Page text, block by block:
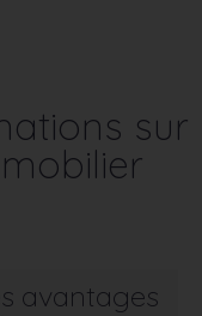
sur
avantages